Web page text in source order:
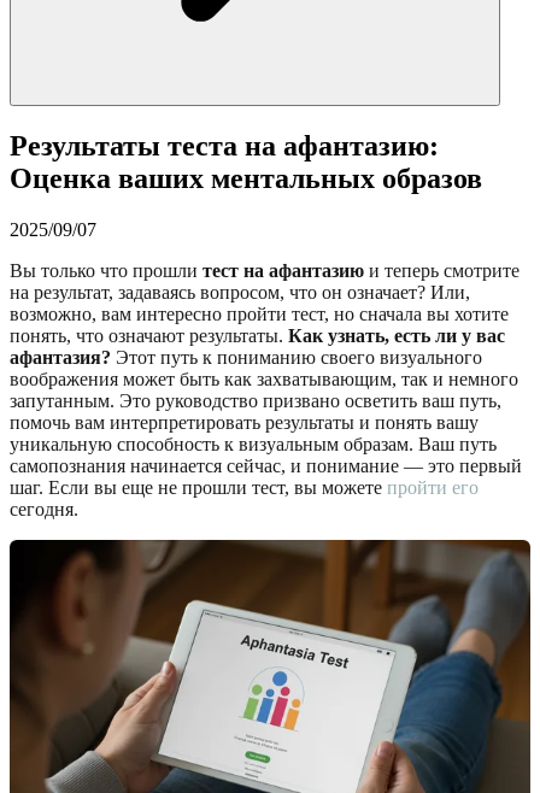
Результаты теста на афантазию:
Оценка ваших ментальных образов
2025/09/07
Вы только что прошли тест на афантазию и теперь смотрите
на результат, задаваясь вопросом, что он означает? Или,
возможно, вам интересно пройти тест, но сначала вы хотите
понять, что означают результаты. Как узнать, есть ли у вас
афантазия? Этот путь к пониманию своего визуального
воображения может быть как захватывающим, так и немного
запутанным. Это руководство призвано осветить ваш путь,
помочь вам интерпретировать результаты и понять вашу
уникальную способность к визуальным образам. Ваш путь
самопознания начинается сейчас, и понимание — это первый
шаг. Если вы еще не прошли тест, вы можете пройти его
сегодня.